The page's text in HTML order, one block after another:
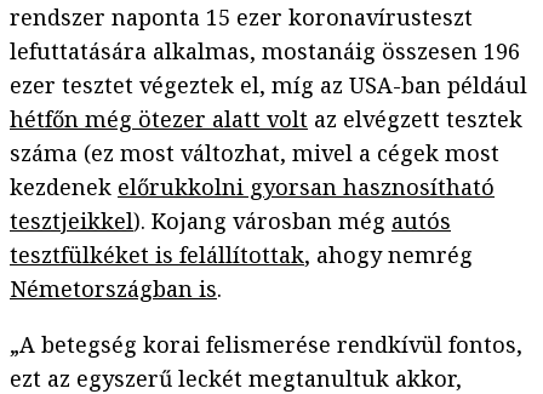
rendszer naponta 15 ezer koronavírusteszt
lefuttatására alkalmas, mostanáig összesen 196
ezer tesztet végeztek el, míg az USA-ban például
hétfőn még ötezer alatt volt az elvégzett tesztek
száma (ez most változhat, mivel a cégek most
kezdenek előrukkolni gyorsan hasznosítható
tesztjeikkel). Kojang városban még autós
tesztfülkéket is felállítottak, ahogy nemrég
Németországban is.
„A betegség korai felismerése rendkívül fontos,
ezt az egyszerű leckét megtanultuk akkor,